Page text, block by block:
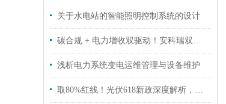
关于水电站的智能照明控制系统的设计
碳合规 + 电力增收双驱动！安科瑞双增值方案，适配江苏园区零碳转型新政
浅析电力系统变电运维管理与设备维护
取80%红线！光伏618新政深度解析，安科瑞助力分布式光伏全场景合规接入